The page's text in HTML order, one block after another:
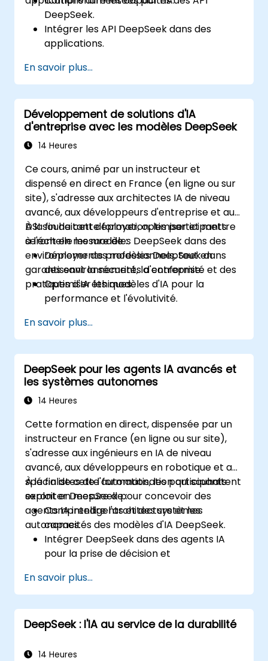
DeepSeek.
Intégrer les API DeepSeek dans des
applications.
chatbots alimentés par l'IA.
Optimiser les performances des API et
gérer efficacement les appels d'API.
En savoir plus...
Développement de solutions d'IA
d'entreprise avec les modèles DeepSeek
14 Heures
Ce cours, animé par un instructeur et
dispensé en direct en France (en ligne ou sur
site), s'adresse aux architectes IA de niveau
avancé, aux développeurs d'entreprise et aux
DSI souhaitant déployer, optimiser et mettre
à l'échelle les modèles DeepSeek dans des
environnements professionnels, tout en
garantissant la sécurité, la conformité et des
pratiques d'IA éthiques.
À la fin de cette formation, les participants
seront en mesure de :
Déployer des modèles DeepSeek dans
des environnements d'entreprise.
Optimiser les modèles d'IA pour la
performance et l'évolutivité.
conformité dans les applications d'IA.
Mettre en œuvre des pratiques d'IA
éthiques dans les solutions d'entreprise.
En savoir plus...
DeepSeek pour les agents IA avancés et
les systèmes autonomes
14 Heures
Cette formation en direct, dispensée par un
instructeur en France (en ligne ou sur site),
s'adresse aux ingénieurs en IA de niveau
avancé, aux développeurs en robotique et aux
spécialistes de l'automatisation qui souhaitent
exploiter DeepSeek pour concevoir des
agents IA intelligents et des systèmes
autonomes.
À la fin de cette formation, les participants
seront en mesure de :
Comprendre l'architecture et les
capacités des modèles d'IA DeepSeek.
Intégrer DeepSeek dans des agents IA
pour la prise de décision et
Appliquer des techniques d'apprentissage
par renforcement pour entraîner des
systèmes autonomes.
Déployer des agents autonomes pilotés
En savoir plus...
DeepSeek : l'IA au service de la durabilité
14 Heures